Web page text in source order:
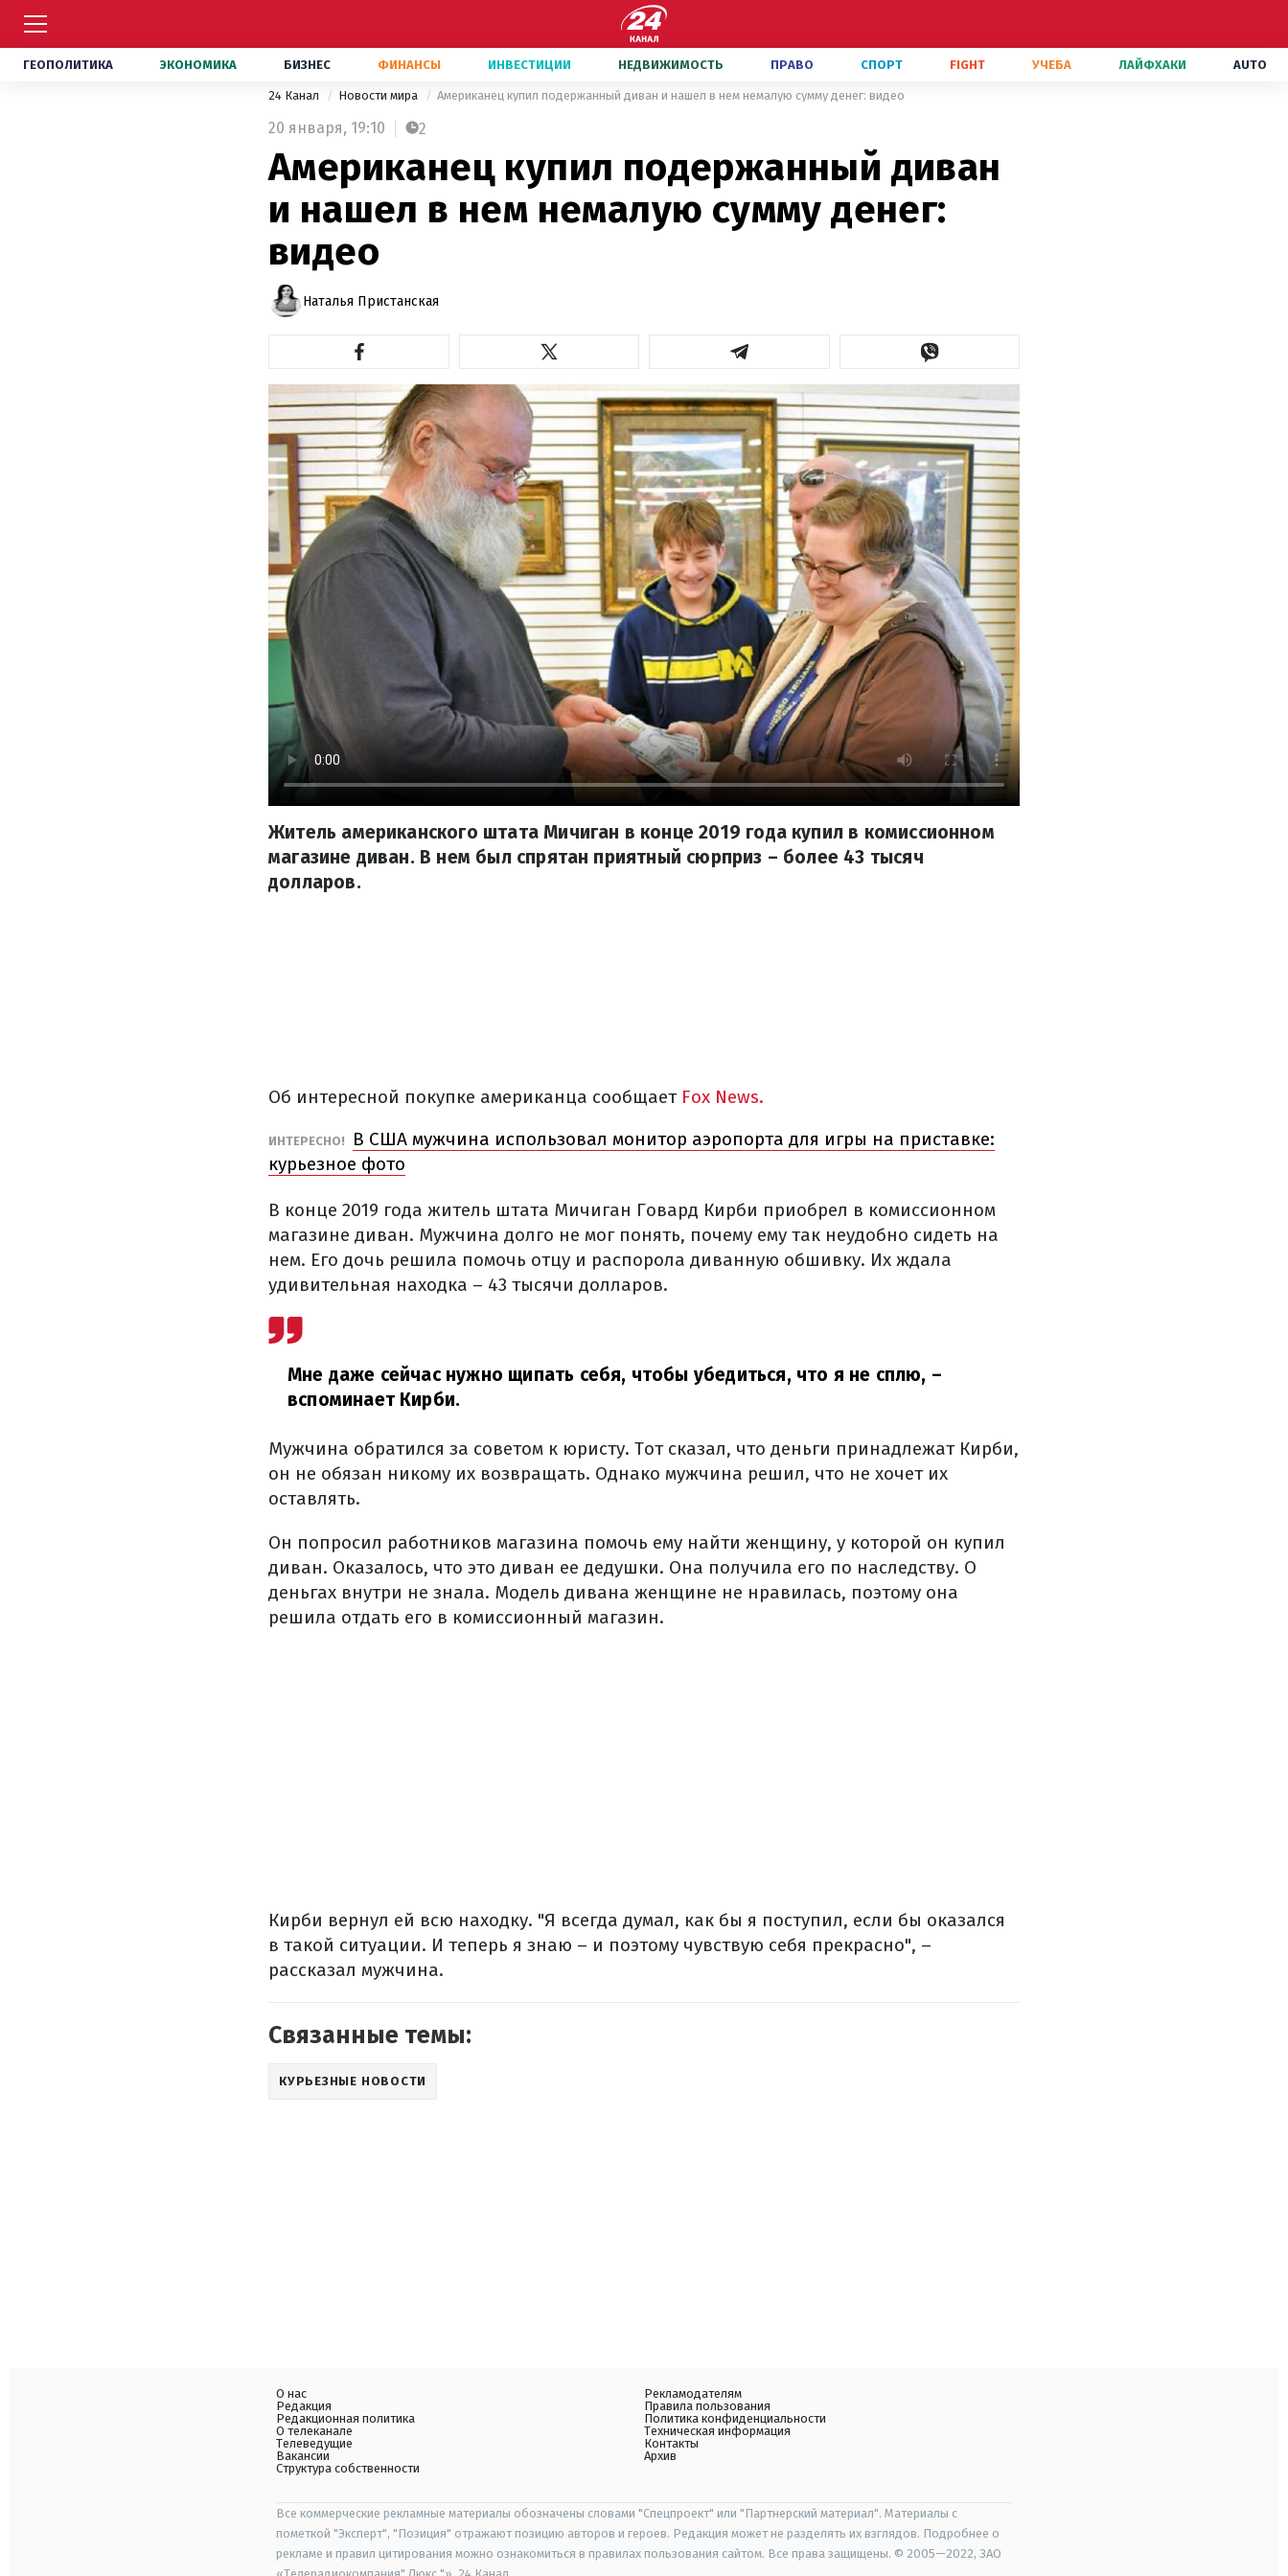
ГЕОПОЛИТИКА ЭКОНОМИКА БИЗНЕС ФИНАНСЫ ИНВЕСТИЦИИ НЕДВИЖИМОСТЬ ПРАВО СПОРТ FIGHT УЧЕБА ЛАЙФХАКИ AUTO
24 Канал Новости мира Американец купил подержанный диван и нашел в нем немалую сумму денег: видео
20 января, 19:10 2
Американец купил подержанный диван
и нашел в нем немалую сумму денег:
видео
Наталья Пристанская
Житель американского штата Мичиган в конце 2019 года купил в комиссионном
магазине диван. В нем был спрятан приятный сюрприз – более 43 тысяч
долларов.
Об интересной покупке американца сообщаетFox News.
ИНТЕРЕСНО!
В США мужчина использовал монитор аэропорта для игры на приставке:
курьезное фото
В конце 2019 года житель штата Мичиган Говард Кирби приобрел в комиссионном
магазине диван. Мужчина долго не мог понять, почему ему так неудобно сидеть на
нем. Его дочь решила помочь отцу и распорола диванную обшивку. Их ждала
удивительная находка – 43 тысячи долларов.
Мне даже сейчас нужно щипать себя, чтобы убедиться, что я не сплю, –
вспоминает Кирби.
Мужчина обратился за советом к юристу. Тот сказал, что деньги принадлежат Кирби,
он не обязан никому их возвращать. Однако мужчина решил, что не хочет их
оставлять.
Он попросил работников магазина помочь ему найти женщину, у которой он купил
диван. Оказалось, что это диван ее дедушки. Она получила его по наследству. О
деньгах внутри не знала. Модель дивана женщине не нравилась, поэтому она
решила отдать его в комиссионный магазин.
Кирби вернул ей всю находку. "Я всегда думал, как бы я поступил, если бы оказался
в такой ситуации. И теперь я знаю – и поэтому чувствую себя прекрасно", –
рассказал мужчина.
Связанные темы:
КУРЬЕЗНЫЕ НОВОСТИ
О нас
Редакция
Редакционная политика
О телеканале
Телеведущие
Вакансии
Структура собственности
Рекламодателям
Правила пользования
Политика конфиденциальности
Техническая информация
Контакты
Архив
Все коммерческие рекламные материалы обозначены словами "Спецпроект" или "Партнерский материал". Материалы с
пометкой "Эксперт", "Позиция" отражают позицию авторов и героев. Редакция может не разделять их взглядов. Подробнее о
рекламе и правил цитирования можно ознакомиться в правилах пользования сайтом. Все права защищены. © 2005—2022, ЗАО